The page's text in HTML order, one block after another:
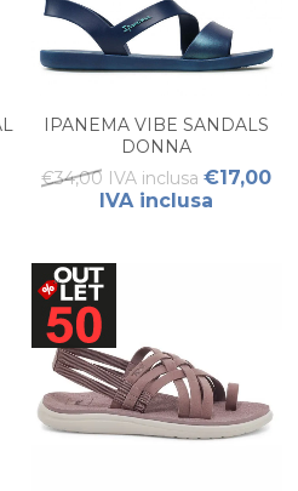
IPANEMA VIBE SANDALS
DONNA
€34,00 IVA inclusa €17,00
IVA inclusa